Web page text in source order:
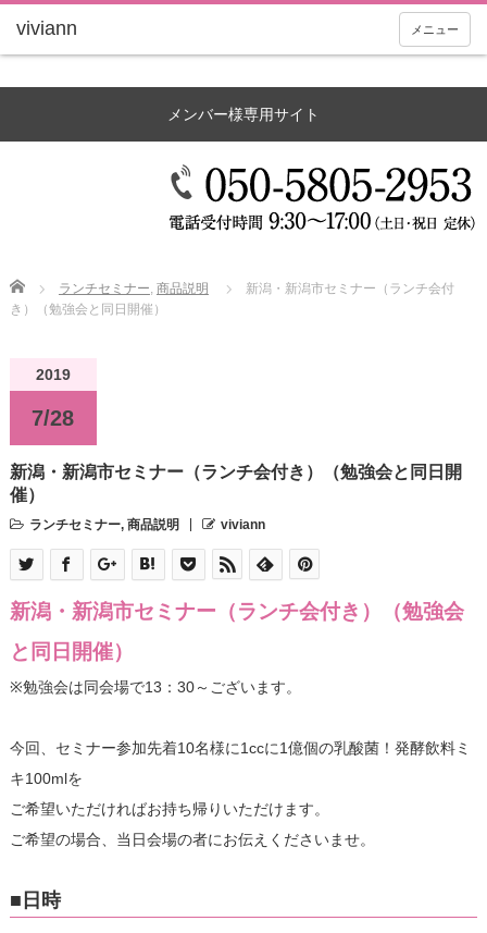
メニュー
メンバー様専用サイト
Home ランチセミナー, 商品説明
新潟・新潟市セミナー（ランチ会付
き）（勉強会と同日開催）
2019
7/28
新潟・新潟市セミナー（ランチ会付き）（勉強会と同日開
催）
ランチセミナー, 商品説明 viviann
新潟・新潟市セミナー（ランチ会付き）（勉強会
と同日開催）
※勉強会は同会場で13：30～ございます。
今回、セミナー参加先着10名様に1ccに1億個の乳酸菌！発酵飲料ミ
キ100mlを
ご希望いただければお持ち帰りいただけます。
ご希望の場合、当日会場の者にお伝えくださいませ。
■日時